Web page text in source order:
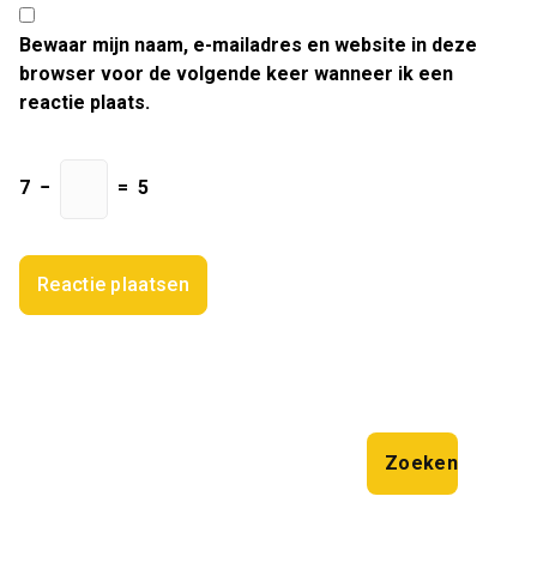
Bewaar mijn naam, e-mailadres en website in deze
browser voor de volgende keer wanneer ik een
reactie plaats.
7 − = 5
Zoeken